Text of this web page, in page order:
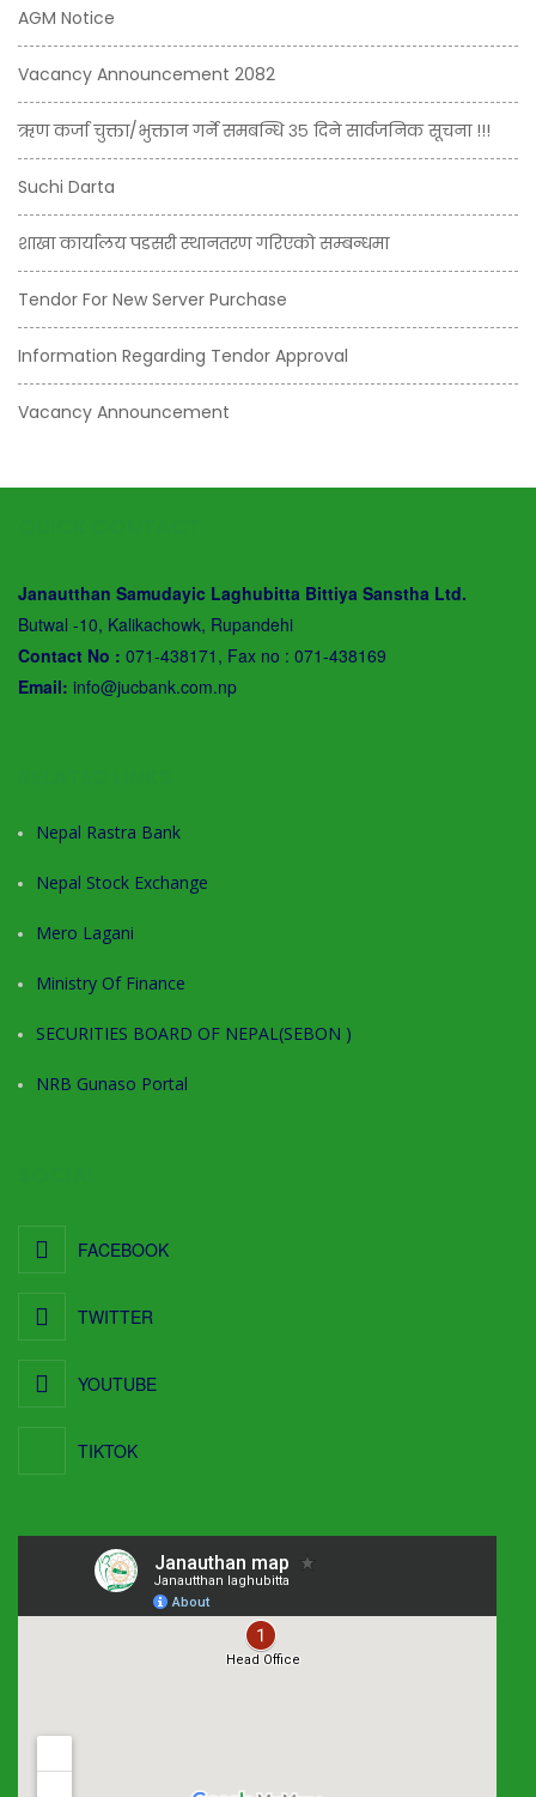
AGM Notice
Vacancy Announcement 2082
ऋण कर्जा चुक्ता/भुक्तान गर्ने समबन्धि ३५ दिने सार्वजनिक सूचना !!!
Suchi Darta
शाखा कार्यालय पडसरी स्थानतरण गरिएको सम्बन्धमा
Tendor For New Server Purchase
Information Regarding Tendor Approval
Vacancy Announcement
Janautthan Samudayic Laghubitta Bittiya Sanstha Ltd.
Butwal -10, Kalikachowk, Rupandehi
Contact No : 071-438171, Fax no : 071-438169
Email: info@jucbank.com.np
Nepal Rastra Bank
Nepal Stock Exchange
Mero Lagani
Ministry Of Finance
SECURITIES BOARD OF NEPAL(SEBON )
NRB Gunaso Portal
FACEBOOK
TWITTER
YOUTUBE
TIKTOK